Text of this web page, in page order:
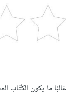
غالبًا ما يكون الكُتّاب